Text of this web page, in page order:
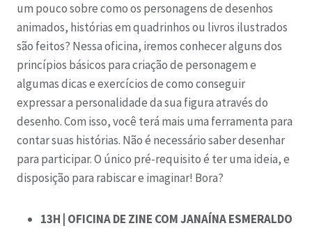
um pouco sobre como os personagens de desenhos
animados, histórias em quadrinhos ou livros ilustrados
são feitos? Nessa oficina, iremos conhecer alguns dos
princípios básicos para criação de personagem e
algumas dicas e exercícios de como conseguir
expressar a personalidade da sua figura através do
desenho. Com isso, você terá mais uma ferramenta para
contar suas histórias. Não é necessário saber desenhar
para participar. O único pré-requisito é ter uma ideia, e
disposição para rabiscar e imaginar! Bora?
13H | OFICINA DE ZINE COM JANAÍNA ESMERALDO